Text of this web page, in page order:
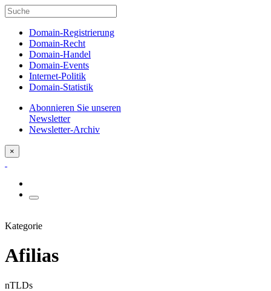
Domain-Registrierung
Domain-Recht
Domain-Handel
Domain-Events
Internet-Politik
Domain-Statistik
Abonnieren Sie unseren
Newsletter
Newsletter-Archiv
×
Kategorie
Afilias
nTLDs